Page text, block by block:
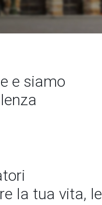
e siamo
la tua vita, le